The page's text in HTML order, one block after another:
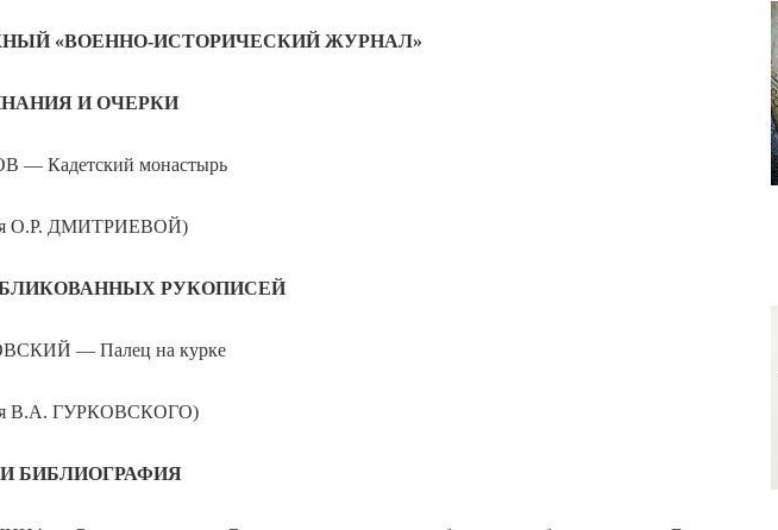
«ВОЕННО-ИСТОРИЧЕСКИЙ ЖУРНАЛ»
И ОЧЕРКИ
— Кадетский монастырь
О.Р. ДМИТРИЕВОЙ)
РУКОПИСЕЙ
— Палец на курке
В.А. ГУРКОВСКОГО)
БИБЛИОГРАФИЯ